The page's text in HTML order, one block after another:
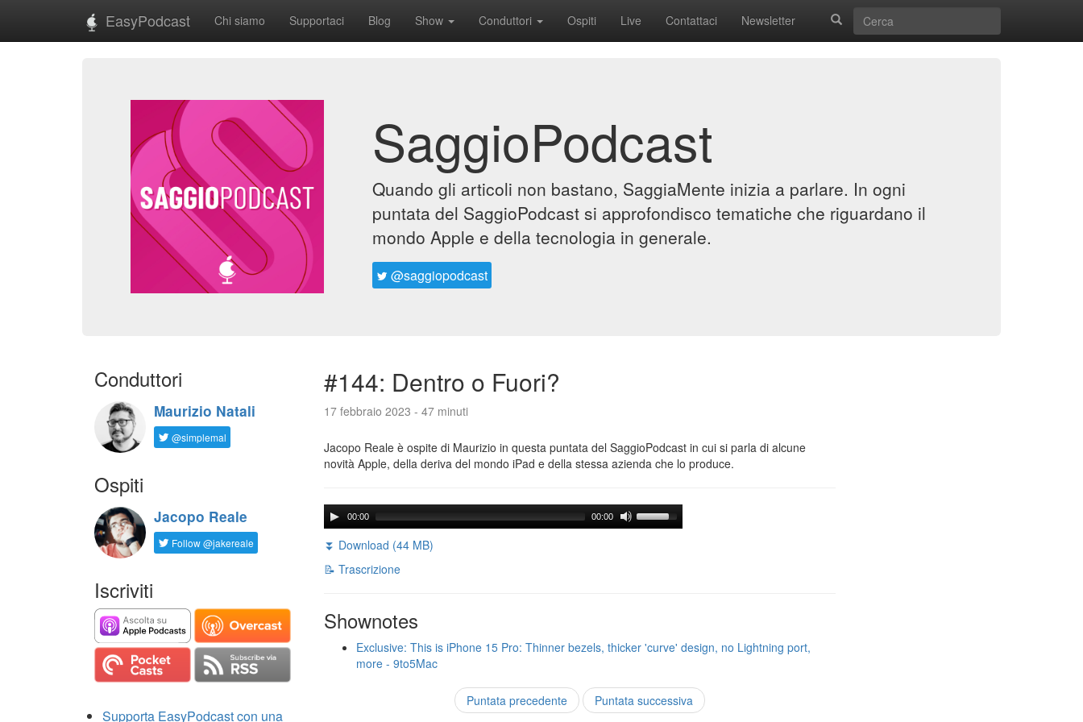
EasyPodcast Chi siamo Supportaci Blog Show Conduttori Ospiti Live Contattaci Newsletter
SaggioPodcast
Quando gli articoli non bastano, SaggiaMente inizia a parlare. In ogni
puntata del SaggioPodcast si approfondisco tematiche che riguardano il
mondo Apple e della tecnologia in generale.
@saggiopodcast
Conduttori
Maurizio Natali
@simplemal
Ospiti
Jacopo Reale
Follow @jakereale
Iscriviti
Supporta EasyPodcast con una
#144: Dentro o Fuori?
17 febbraio 2023 - 47 minuti
Jacopo Reale è ospite di Maurizio in questa puntata del SaggioPodcast in cui si parla di alcune
novità Apple, della deriva del mondo iPad e della stessa azienda che lo produce.
00:00 00:00
⏬ Download (44 MB)
📝 Trascrizione
Shownotes
Exclusive: This is iPhone 15 Pro: Thinner bezels, thicker 'curve' design, no Lightning port,
more - 9to5Mac
Puntata precedente Puntata successiva